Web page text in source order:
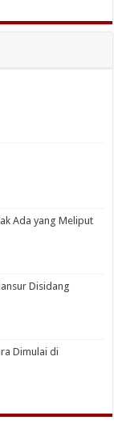
Ada yang Meliput
Disidang
Dimulai di